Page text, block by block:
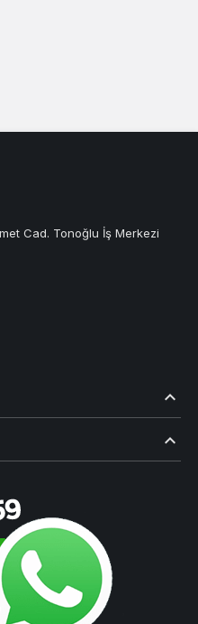
Cad. Tonoğlu İş Merkezi